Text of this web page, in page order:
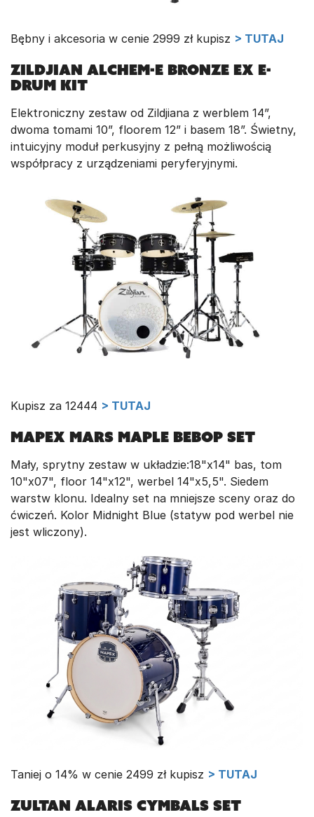
Bębny i akcesoria w cenie 2999 zł kupisz > TUTAJ
Zildjian Alchem-E Bronze EX E-
Drum Kit
Elektroniczny zestaw od Zildjiana z werblem 14”,
dwoma tomami 10”, floorem 12” i basem 18”. Świetny,
intuicyjny moduł perkusyjny z pełną możliwością
współpracy z urządzeniami peryferyjnymi.
Kupisz za 12444 > TUTAJ
Mapex Mars Maple Bebop set
Mały, sprytny zestaw w układzie:18"x14" bas, tom
10"x07", floor 14"x12", werbel 14"x5,5". Siedem
warstw klonu. Idealny set na mniejsze sceny oraz do
ćwiczeń. Kolor Midnight Blue (statyw pod werbel nie
jest wliczony).
Taniej o 14% w cenie 2499 zł kupisz > TUTAJ
Zultan Alaris Cymbals Set